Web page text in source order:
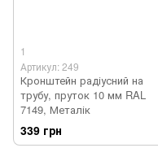
1
Артикул: 249
Кронштейн радіусний на
трубу, пруток 10 мм RAL
7149, Металік
339 грн